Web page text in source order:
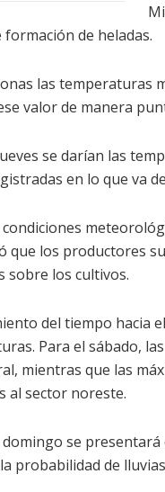
de heladas.
las temperaturas
valor de manera
se darían las
en lo que va
que los productores
sobre los cultivos.
del tiempo hacia
Para el sábado,
mientras que las
al sector noreste.
se
probabilidad de